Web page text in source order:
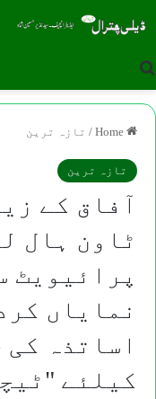
/ تازہ ترین
تازہ ترین
آفاق کے
ٹاون ہال
پرائیویٹ
نمایاں
اساتذہ
کیلئے